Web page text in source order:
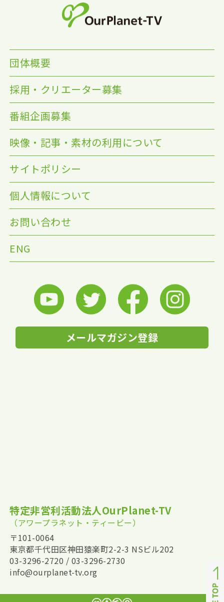
団体概要
採用・クリエーター募集
番組企画募集
映像・記事・素材の利用について
サイトポリシー
個人情報について
お問い合わせ
ENG
メールマガジン登録
特定非営利活動法人OurPlanet-TV
（アワープラネット・ティービー）
〒101-0064
東京都千代田区神田猿楽町2-2-3 NSビル202
03-3296-2720 / 03-3296-2730
info@ourplanet-tv.org